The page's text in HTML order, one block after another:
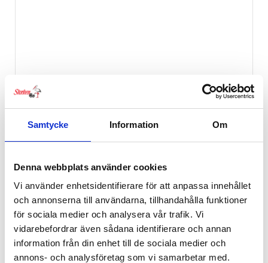
Samtycke Information Om
Denna webbplats använder cookies
Vi använder enhetsidentifierare för att anpassa innehållet
och annonserna till användarna, tillhandahålla funktioner
för sociala medier och analysera vår trafik. Vi
vidarebefordrar även sådana identifierare och annan
information från din enhet till de sociala medier och
annons- och analysföretag som vi samarbetar med.
Jabadabado Babygym Figurer Pingvin
329kr